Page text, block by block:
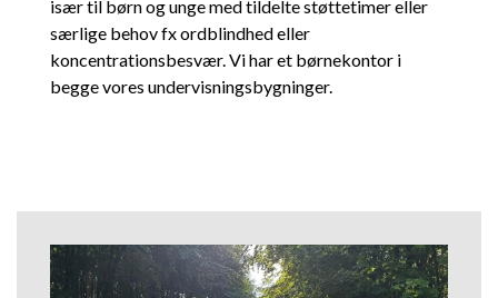
især til børn og unge med tildelte støttetimer eller
særlige behov fx ordblindhed eller
koncentrationsbesvær. Vi har et børnekontor i
begge vores undervisningsbygninger.